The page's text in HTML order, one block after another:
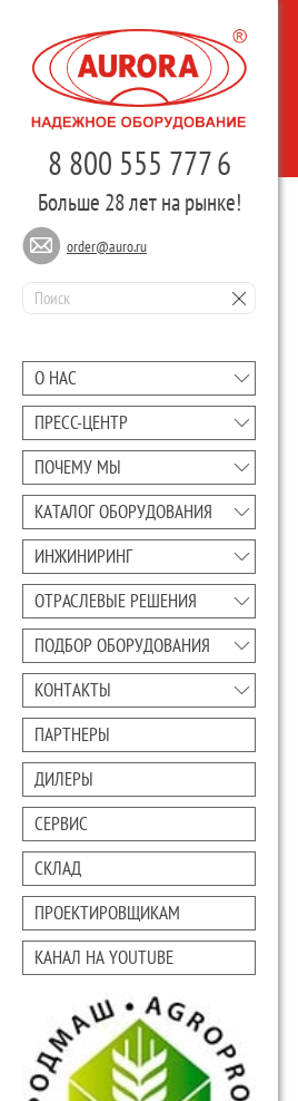
8 800 555 777 6
Больше 28 лет на рынке!
order@auro.ru
О НАС
ПРЕCC-ЦЕНТР
ПОЧЕМУ МЫ
КАТАЛОГ ОБОРУДОВАНИЯ
ИНЖИНИРИНГ
ОТРАСЛЕВЫЕ РЕШЕНИЯ
ПОДБОР ОБОРУДОВАНИЯ
КОНТАКТЫ
ПАРТНЕРЫ
ДИЛЕРЫ
СЕРВИС
СКЛАД
ПРОЕКТИРОВЩИКАМ
КАНАЛ НА YOUTUBE